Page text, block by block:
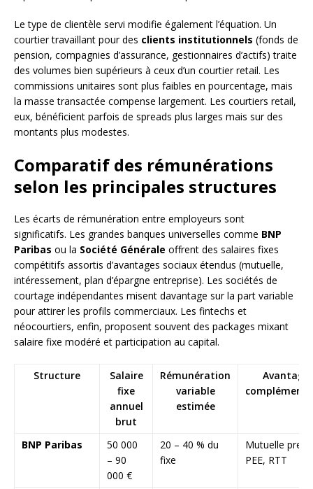
Le type de clientèle servi modifie également l’équation. Un
courtier travaillant pour des clients institutionnels (fonds de
pension, compagnies d’assurance, gestionnaires d’actifs) traite
des volumes bien supérieurs à ceux d’un courtier retail. Les
commissions unitaires sont plus faibles en pourcentage, mais
la masse transactée compense largement. Les courtiers retail,
eux, bénéficient parfois de spreads plus larges mais sur des
montants plus modestes.
Comparatif des rémunérations
selon les principales structures
Les écarts de rémunération entre employeurs sont
significatifs. Les grandes banques universelles comme BNP
Paribas ou la Société Générale offrent des salaires fixes
compétitifs assortis d’avantages sociaux étendus (mutuelle,
intéressement, plan d’épargne entreprise). Les sociétés de
courtage indépendantes misent davantage sur la part variable
pour attirer les profils commerciaux. Les fintechs et
néocourtiers, enfin, proposent souvent des packages mixant
salaire fixe modéré et participation au capital.
Structure
Salaire
fixe
annuel
brut
Rémunération
variable
estimée
BNP Paribas
50 000
– 90
000 €
20 – 40 % du
fixe
Mutuelle
PEE, RTT